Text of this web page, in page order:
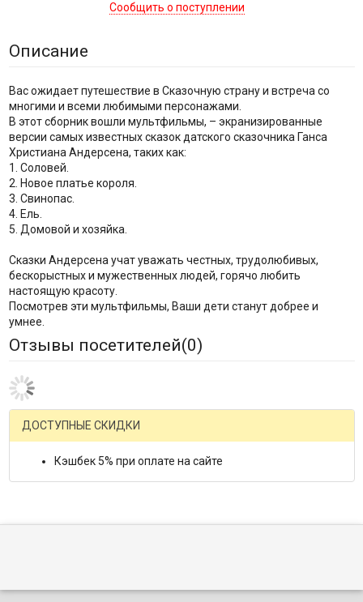
Сообщить о поступлении
Описание
Вас ожидает путешествие в Сказочную страну и встреча со
многими и всеми любимыми персонажами.
В этот сборник вошли мультфильмы, – экранизированные
версии самых известных сказок датского сказочника Ганса
Христиана Андерсена, таких как:
1. Соловей.
2. Новое платье короля.
3. Свинопас.
4. Ель.
5. Домовой и хозяйка.
Сказки Андерсена учат уважать честных, трудолюбивых,
бескорыстных и мужественных людей, горячо любить
настоящую красоту.
Посмотрев эти мультфильмы, Ваши дети станут добрее и
умнее.
Отзывы посетителей(0)
ДОСТУПНЫЕ СКИДКИ
Кэшбек 5% при оплате на сайте